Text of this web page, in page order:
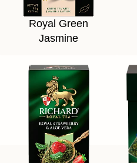
Royal Green
Jasmine